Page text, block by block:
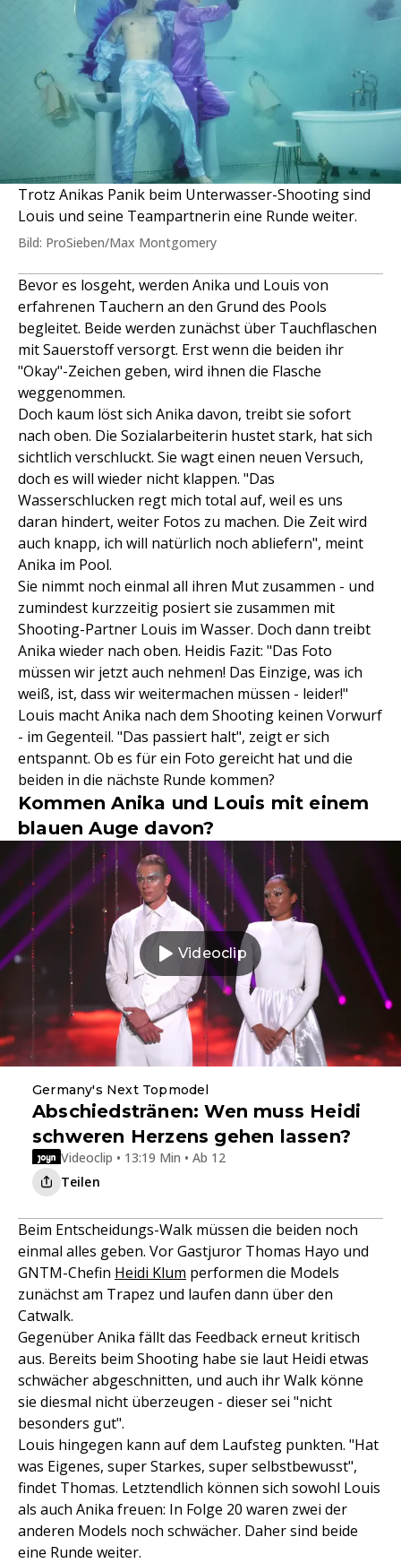
Trotz Anikas Panik beim Unterwasser-Shooting sind
Louis und seine Teampartnerin eine Runde weiter.
Bild: ProSieben/Max Montgomery
Bevor es losgeht, werden Anika und Louis von
erfahrenen Tauchern an den Grund des Pools
begleitet. Beide werden zunächst über Tauchflaschen
mit Sauerstoff versorgt. Erst wenn die beiden ihr
"Okay"-Zeichen geben, wird ihnen die Flasche
weggenommen.
Doch kaum löst sich Anika davon, treibt sie sofort
nach oben. Die Sozialarbeiterin hustet stark, hat sich
sichtlich verschluckt. Sie wagt einen neuen Versuch,
doch es will wieder nicht klappen. "Das
Wasserschlucken regt mich total auf, weil es uns
daran hindert, weiter Fotos zu machen. Die Zeit wird
auch knapp, ich will natürlich noch abliefern", meint
Anika im Pool.
Sie nimmt noch einmal all ihren Mut zusammen - und
zumindest kurzzeitig posiert sie zusammen mit
Shooting-Partner Louis im Wasser. Doch dann treibt
Anika wieder nach oben. Heidis Fazit: "Das Foto
müssen wir jetzt auch nehmen! Das Einzige, was ich
weiß, ist, dass wir weitermachen müssen - leider!"
Louis macht Anika nach dem Shooting keinen Vorwurf
- im Gegenteil. "Das passiert halt", zeigt er sich
entspannt. Ob es für ein Foto gereicht hat und die
beiden in die nächste Runde kommen?
Kommen Anika und Louis mit einem
blauen Auge davon?
Videoclip
Germany's Next Topmodel
Abschiedstränen: Wen muss Heidi
schweren Herzens gehen lassen?
Videoclip • 13:19 Min • Ab 12
Teilen
Beim Entscheidungs-Walk müssen die beiden noch
einmal alles geben. Vor Gastjuror Thomas Hayo und
GNTM-Chefin Heidi Klum performen die Models
zunächst am Trapez und laufen dann über den
Catwalk.
Gegenüber Anika fällt das Feedback erneut kritisch
aus. Bereits beim Shooting habe sie laut Heidi etwas
schwächer abgeschnitten, und auch ihr Walk könne
sie diesmal nicht überzeugen - dieser sei "nicht
besonders gut".
Louis hingegen kann auf dem Laufsteg punkten. "Hat
was Eigenes, super Starkes, super selbstbewusst",
findet Thomas. Letztendlich können sich sowohl Louis
als auch Anika freuen: In Folge 20 waren zwei der
anderen Models noch schwächer. Daher sind beide
eine Runde weiter.